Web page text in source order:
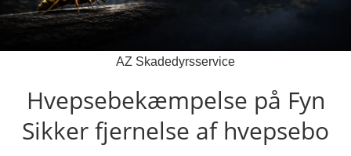
AZ Skadedyrsservice
Hvepsebekæmpelse på Fyn
Sikker fjernelse af hvepsebo